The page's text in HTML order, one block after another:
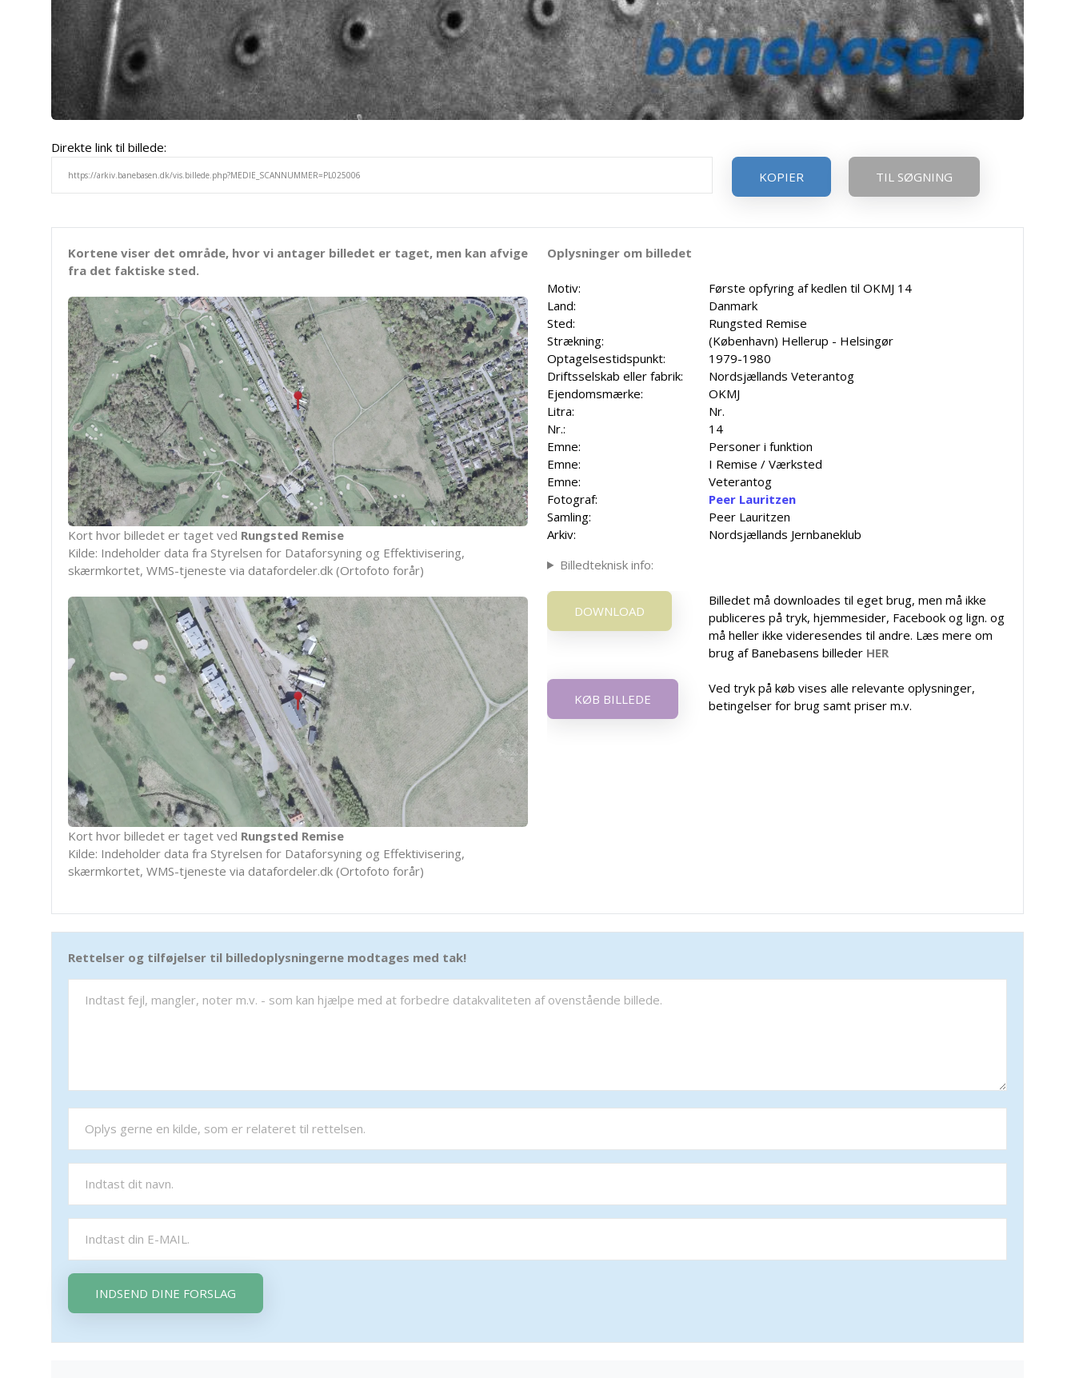
Direkte link til billede:
KOPIER
TIL SØGNING
Kortene viser det område, hvor vi antager billedet er taget, men kan afvige
fra det faktiske sted.
Kort hvor billedet er taget ved Rungsted Remise
Kilde: Indeholder data fra Styrelsen for Dataforsyning og Effektivisering,
skærmkortet, WMS-tjeneste via datafordeler.dk (Ortofoto forår)
Kort hvor billedet er taget ved Rungsted Remise
Kilde: Indeholder data fra Styrelsen for Dataforsyning og Effektivisering,
skærmkortet, WMS-tjeneste via datafordeler.dk (Ortofoto forår)
Oplysninger om billedet
Motiv:
Første opfyring af kedlen til OKMJ 14
Land:
Danmark
Sted:
Rungsted Remise
Strækning:
(København) Hellerup - Helsingør
Optagelsestidspunkt:
1979-1980
Driftsselskab eller fabrik:
Nordsjællands Veterantog
Ejendomsmærke:
OKMJ
Litra:
Nr.
Nr.:
14
Emne:
Personer i funktion
Emne:
I Remise / Værksted
Emne:
Veterantog
Fotograf:
Peer Lauritzen
Samling:
Peer Lauritzen
Arkiv:
Nordsjællands Jernbaneklub
Billedteknisk info:
DOWNLOAD
Billedet må downloades til eget brug, men må ikke
publiceres på tryk, hjemmesider, Facebook og lign. og
må heller ikke videresendes til andre. Læs mere om
brug af Banebasens billeder HER
KØB BILLEDE
Ved tryk på køb vises alle relevante oplysninger,
betingelser for brug samt priser m.v.
Rettelser og tilføjelser til billedoplysningerne modtages med tak!
INDSEND DINE FORSLAG